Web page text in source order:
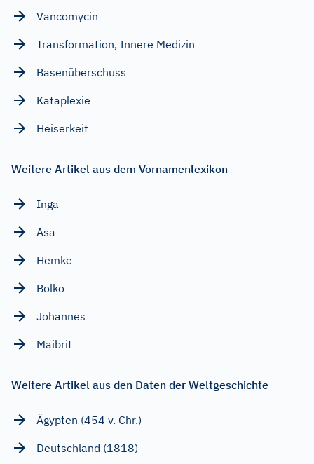
Vancomycin
Transformation, Innere Medizin
Basenüberschuss
Kataplexie
Heiserkeit
Weitere Artikel aus dem Vornamenlexikon
Inga
Asa
Hemke
Bolko
Johannes
Maibrit
Weitere Artikel aus den Daten der Weltgeschichte
Ägypten (454 v. Chr.)
Deutschland (1818)